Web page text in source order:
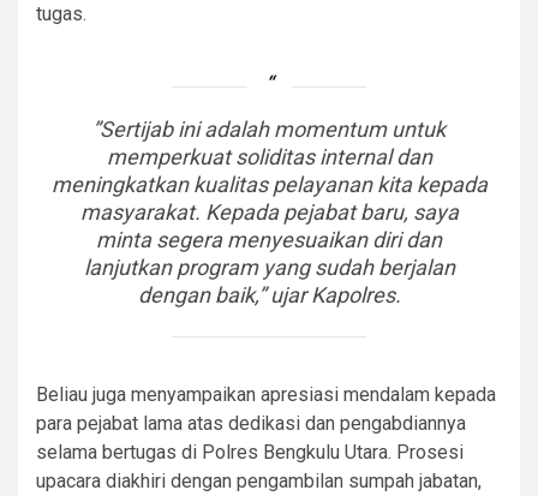
tugas.
​”Sertijab ini adalah momentum untuk
memperkuat soliditas internal dan
meningkatkan kualitas pelayanan kita kepada
masyarakat. Kepada pejabat baru, saya
minta segera menyesuaikan diri dan
lanjutkan program yang sudah berjalan
dengan baik,” ujar Kapolres.
​Beliau juga menyampaikan apresiasi mendalam kepada
para pejabat lama atas dedikasi dan pengabdiannya
selama bertugas di Polres Bengkulu Utara. Prosesi
upacara diakhiri dengan pengambilan sumpah jabatan,